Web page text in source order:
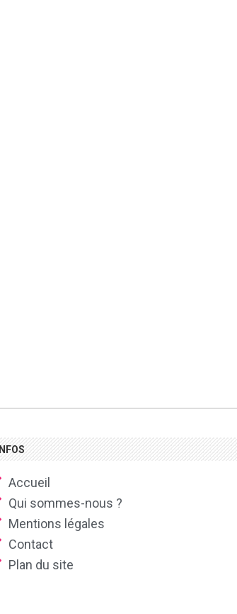
INFOS
Accueil
Qui sommes-nous ?
Mentions légales
Contact
Plan du site